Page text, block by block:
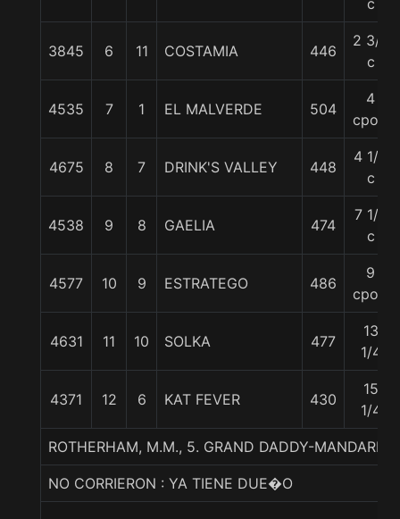
c
3845 6 11 COSTAMIA 446
2 3/4
c
4535 7 1 EL MALVERDE 504
4
cpos.
4675 8 7 DRINK'S VALLEY 448
4 1/4
c
4538 9 8 GAELIA 474
7 1/4
c
4577 10 9 ESTRATEGO 486
9
cpos.
4631 11 10 SOLKA 477
13
1/4
4371 12 6 KAT FEVER 430
15
1/4
ROTHERHAM, M.M., 5. GRAND DADDY-
NO CORRIERON : YA TIENE DUE�O